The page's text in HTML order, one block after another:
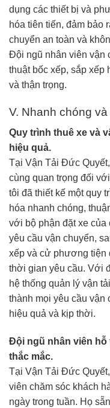
dụng các thiết bị và
hóa tiên tiến, đảm bảo
chuyển an toàn và
Đội ngũ nhân viên vận
thuật bốc xếp, sắp xếp
và thận trọng.
V. Nhanh chóng
Quy trình thuê xe và
hiệu quả.
Tại Vận Tải Đức
cùng quan trọng đối
tôi đã thiết kế một quy
hóa nhanh chóng,
với bộ phận đặt xe của
yêu cầu vận chuyển,
xếp và cử phương tiện
thời gian yêu cầu. Với
hệ thống quản lý vận
thành mọi yêu cầu vận
hiệu quả và kịp thời.
Đội ngũ nhân viên hỗ
thắc mắc.
Tại Vận Tải Đức
viên chăm sóc khách
ngày trong tuần. Họ